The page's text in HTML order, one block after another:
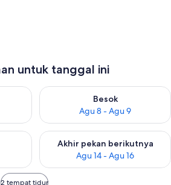
untuk tanggal ini
malam ini Agu 7 - Agu 8
Besok
Agu 8 - Agu 9
Periksa ketersediaan untuk
akhir pekan ini Agu 7 - Agu 9
Akhir pekan berikutnya
Agu 14 - Agu 16
Periksa ketersediaan untuk
2 tempat tidur